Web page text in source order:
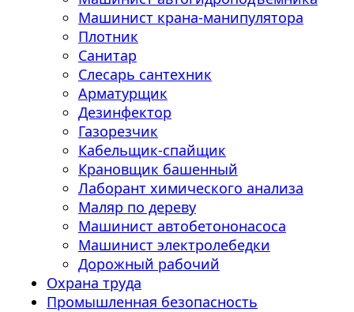
Машинист крана-манипулятора
Плотник
Санитар
Слесарь сантехник
Арматурщик
Дезинфектор
Газорезчик
Кабельщик-спайщик
Крановщик башенный
Лаборант химического анализа
Маляр по дереву
Машинист автобетононасоса
Машинист электролебедки
Дорожный рабочий
Охрана труда
Промышленная безопасность